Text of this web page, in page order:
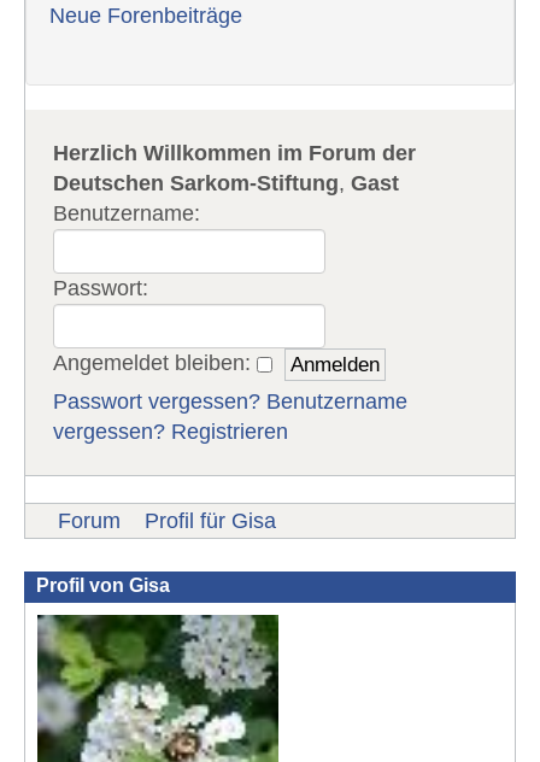
Neue Forenbeiträge
Herzlich Willkommen im Forum der
Deutschen Sarkom-Stiftung,Gast
Benutzername:
Passwort:
Angemeldet bleiben:
Passwort vergessen? Benutzername
vergessen? Registrieren
Forum Profil für Gisa
Profil von Gisa